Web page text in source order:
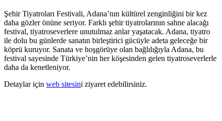
Şehir Tiyatroları Festivali, Adana’nın kültürel zenginliğini bir kez
daha gözler önüne seriyor. Farklı şehir tiyatrolarının sahne alacağı
festival, tiyatroseverlere unutulmaz anlar yaşatacak. Adana, tiyatro
ile dolu bu günlerde sanatın birleştirici gücüyle adeta geleceğe bir
köprü kuruyor. Sanata ve hoşgörüye olan bağlılığıyla Adana, bu
festival sayesinde Türkiye’nin her köşesinden gelen tiyatroseverlerle
daha da kenetleniyor.
Detaylar için web sitesini ziyaret edebilirsiniz.